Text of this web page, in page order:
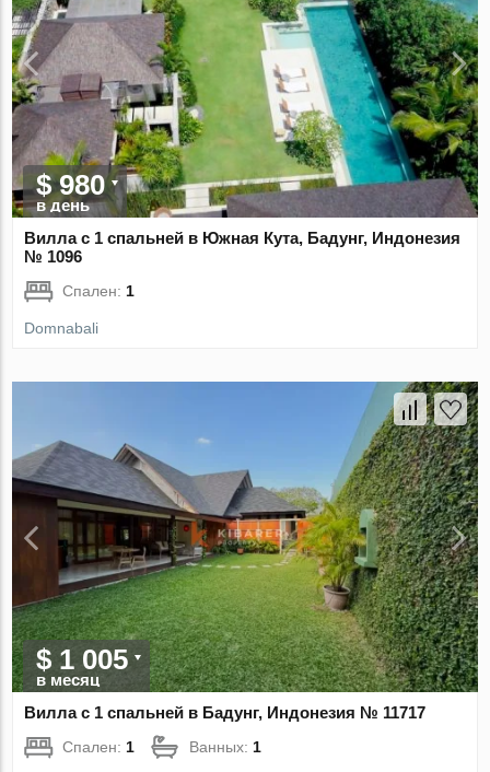
$ 980
в день
Вилла с 1 спальней в Южная Кута, Бадунг, Индонезия
№ 1096
Спален: 1
Domnabali
$ 1 005
в месяц
Вилла с 1 спальней в Бадунг, Индонезия № 11717
Спален: 1 Ванных: 1